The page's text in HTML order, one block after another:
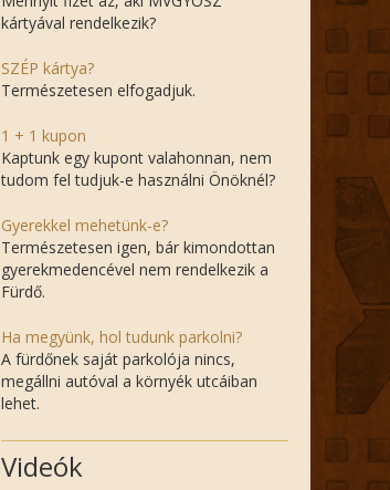
kártyával rendelkezik?
SZÉP kártya?
Természetesen elfogadjuk.
1 + 1 kupon
Kaptunk egy kupont valahonnan, nem
tudom fel tudjuk-e használni Önöknél?
Gyerekkel mehetünk-e?
Természetesen igen, bár kimondottan
gyerekmedencével nem rendelkezik a
Fürdő.
Ha megyünk, hol tudunk parkolni?
A fürdőnek saját parkolója nincs,
megállni autóval a környék utcáiban
lehet.
Videók